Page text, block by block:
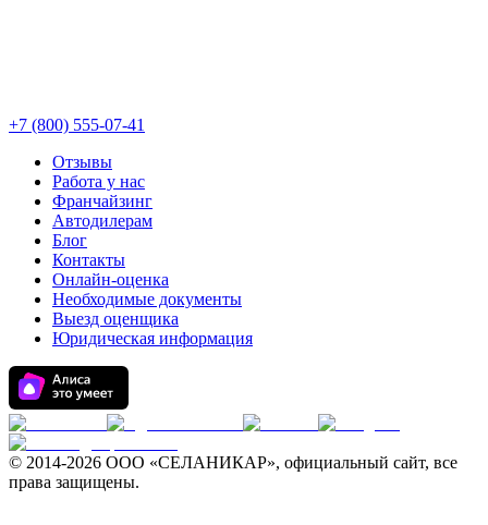
+7 (800) 555-07-41
Отзывы
Работа у нас
Франчайзинг
Автодилерам
Блог
Контакты
Онлайн-оценка
Необходимые документы
Выезд оценщика
Юридическая информация
© 2014-2026 ООО «СЕЛАНИКАР», официальный сайт, все
права защищены.